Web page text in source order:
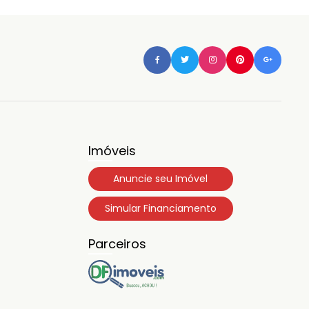
Imóveis
Anuncie seu Imóvel
Simular Financiamento
Parceiros